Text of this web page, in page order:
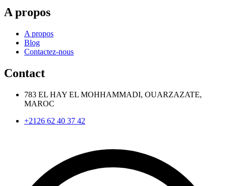
A propos
A propos
Blog
Contactez-nous
Contact
783 EL HAY EL MOHHAMMADI, OUARZAZATE,
MAROC
+2126 62 40 37 42